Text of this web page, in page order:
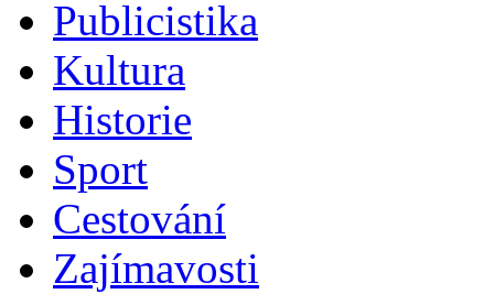
Publicistika
Kultura
Historie
Sport
Cestování
Zajímavosti